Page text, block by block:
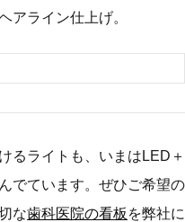
アライン仕上げ。
るライトも、いまはLED＋
でています。ぜひご希望の
な歯科医院の看板 を弊社に